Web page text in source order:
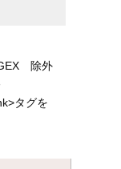
除外
タグを